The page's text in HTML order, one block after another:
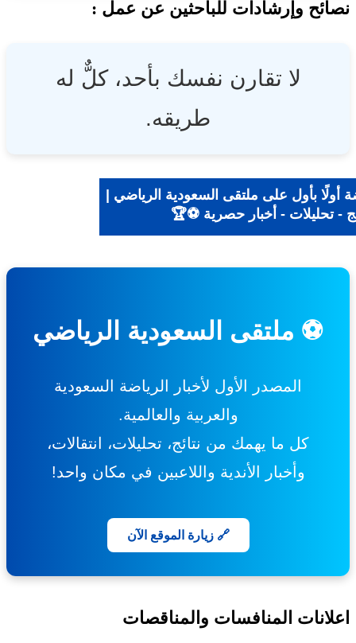
وإرشادات للباحثين عن عمل :
لا تقارن نفسك بأحد، كلٌّ له
طريقه.
أولًا بأول على ملتقى السعودية الرياضي |
- تحليلات - أخبار حصرية ⚽🏆
⚽ ملتقى السعودية الرياضي
المصدر الأول لأخبار الرياضة السعودية
والعربية والعالمية.
كل ما يهمك من نتائج، تحليلات، انتقالات،
وأخبار الأندية واللاعبين في مكان واحد!
🔗 زيارة الموقع الآن
المنافسات والمناقصات